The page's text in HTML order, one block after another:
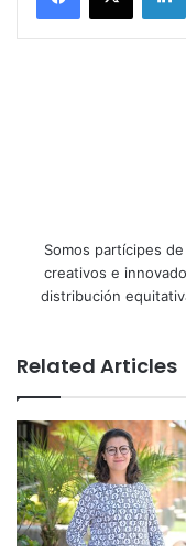
Somos partícipes
creativos e
distribución
Related Articles